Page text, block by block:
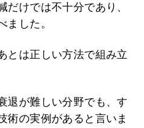
だけでは不十分であり、
ました。
とは正しい方法で組み立
退が難しい分野でも、す
術の実例があると言いま